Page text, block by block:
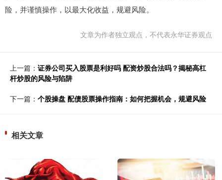
险，并谨慎操作，以最大化收益，规避风险。
文章为作者独立观点，不代表永华证券观点
上一篇： 证券公司买入股票是利好吗 配资炒股合法吗？揭秘高杠
杆炒股的风险与陷阱
下一篇： 个股操盘 配债股票操作指南：如何把握机会，规避风险
相关文章